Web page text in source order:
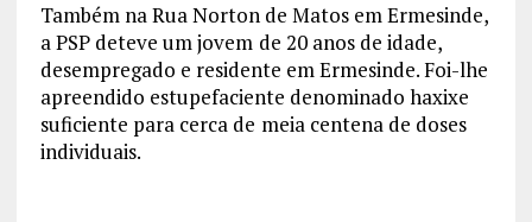
Também na Rua Norton de Matos em Ermesinde,
a PSP deteve um jovem de 20 anos de idade,
desempregado e residente em Ermesinde. Foi-lhe
apreendido estupefaciente denominado haxixe
suficiente para cerca de meia centena de doses
individuais.